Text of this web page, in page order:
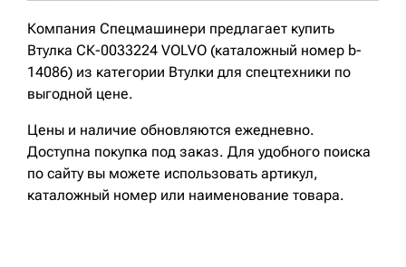
Компания Спецмашинери предлагает купить
Втулка СК-0033224 VOLVO (каталожный номер b-
14086) из категории Втулки для спецтехники по
выгодной цене.
Цены и наличие обновляются ежедневно.
Доступна покупка под заказ. Для удобного поиска
по сайту вы можете использовать артикул,
каталожный номер или наименование товара.